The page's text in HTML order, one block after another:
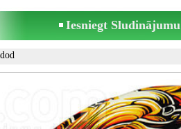
Iesniegt Sludinājumu